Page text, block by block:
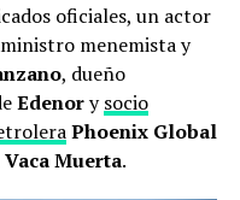
oficiales, un actor
menemista y
, dueño
Edenorysocio
Phoenix Global
Vaca Muerta.